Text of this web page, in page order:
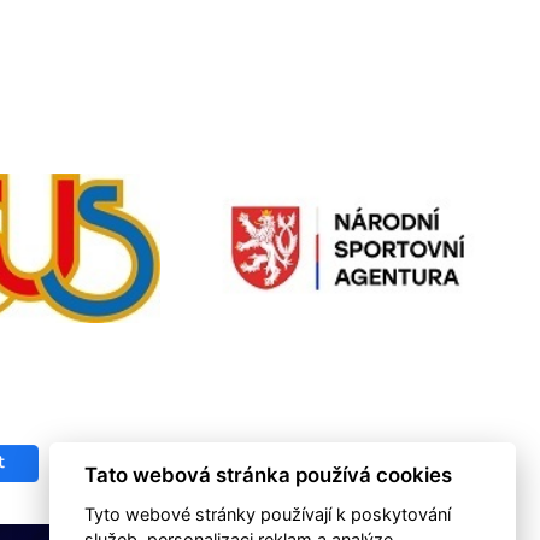
Tato webová stránka používá cookies
Tyto webové stránky používají k poskytování